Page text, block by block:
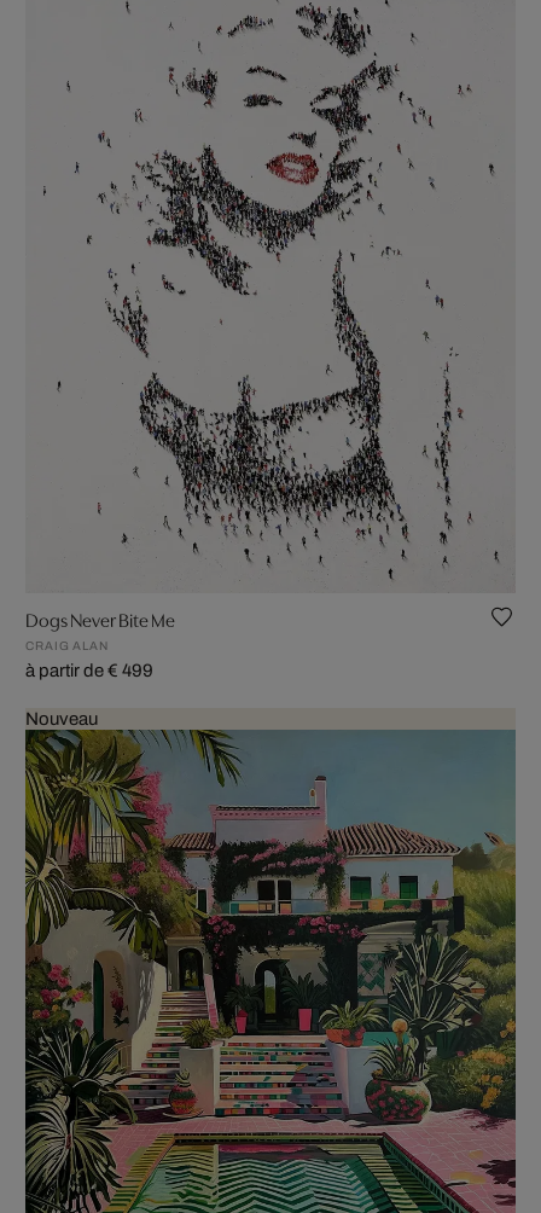
Dogs Never Bite Me
CRAIG ALAN
à partir de € 499
Nouveau